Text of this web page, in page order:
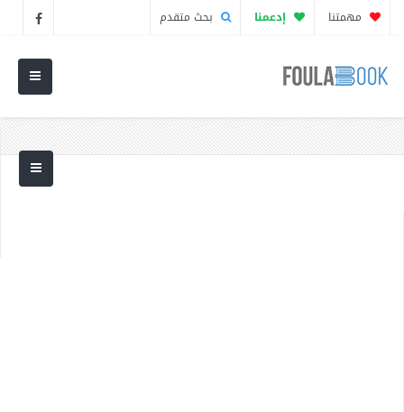
مهمتنا إدعمنا بحث متقدم